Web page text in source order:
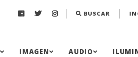
BUSCAR
IMAGEN AUDIO